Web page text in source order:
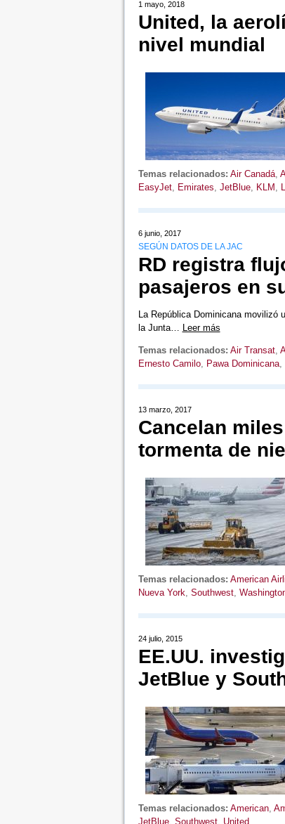
1 mayo, 2018
United, la
nivel mundial
Temas relacionados: Air Canadá,
EasyJet, Emirates, JetBlue, KLM ,
6 junio, 2017
SEGÚN DATOS DE LA JAC
RD registra
pasajeros en
La República Dominicana movilizó
la Junta… Leer más
Temas relacionados: Air Transat,
Ernesto Camilo, Pawa Dominicana,
13 marzo, 2017
Cancelan
tormenta de
Temas relacionados: American
Nueva York, Southwest,
24 julio, 2015
EE.UU.
JetBlue y
Temas relacionados: American,
JetBlue, Southwest, United